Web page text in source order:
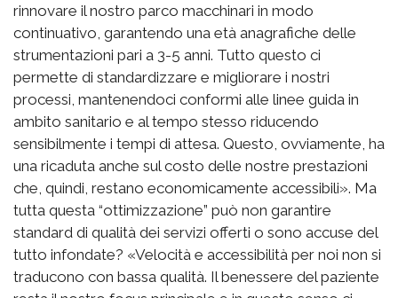
rinnovare il nostro parco macchinari in modo
continuativo, garantendo una età anagrafiche delle
strumentazioni pari a 3-5 anni. Tutto questo ci
permette di standardizzare e migliorare i nostri
processi, mantenendoci conformi alle linee guida in
ambito sanitario e al tempo stesso riducendo
sensibilmente i tempi di attesa. Questo, ovviamente, ha
una ricaduta anche sul costo delle nostre prestazioni
che, quindi, restano economicamente accessibili». Ma
tutta questa “ottimizzazione” può non garantire
standard di qualità dei servizi offerti o sono accuse del
tutto infondate? «Velocità e accessibilità per noi non si
traducono con bassa qualità. Il benessere del paziente